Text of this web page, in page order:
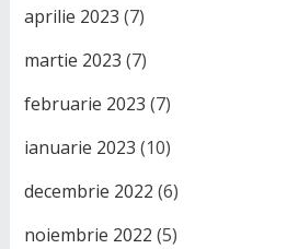
aprilie 2023 (7)
martie 2023 (7)
februarie 2023 (7)
ianuarie 2023 (10)
decembrie 2022 (6)
noiembrie 2022 (5)